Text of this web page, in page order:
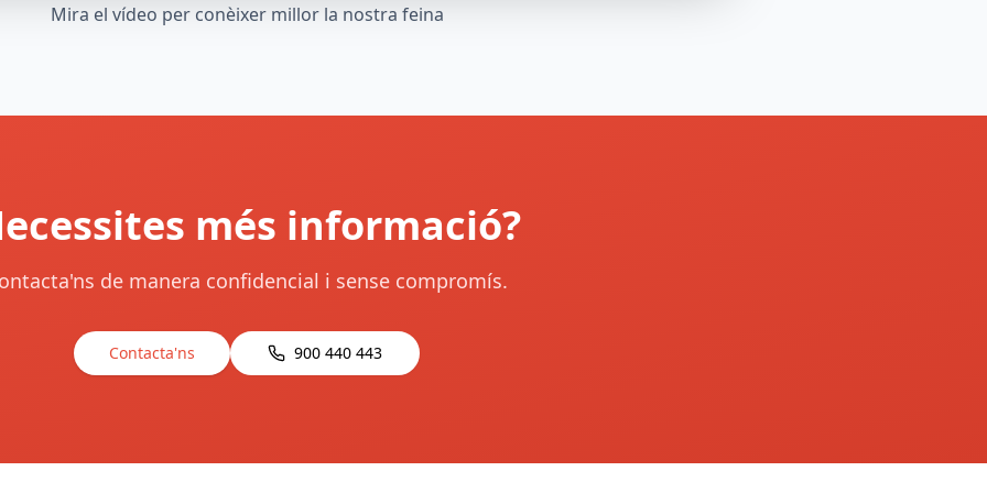
Mira el vídeo per conèixer millor la nostra feina
més informació?
de manera confidencial i sense compromís.
Contacta'ns 900 440 443